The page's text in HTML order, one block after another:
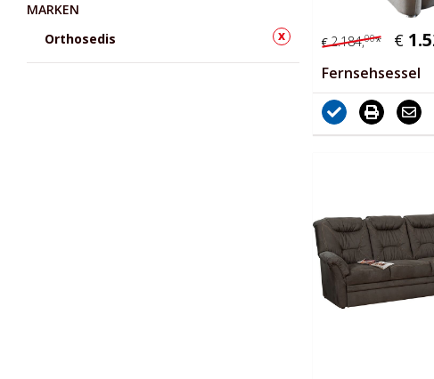
MARKEN
Orthosedis
x €2.184,00* €
Fernsehsessel